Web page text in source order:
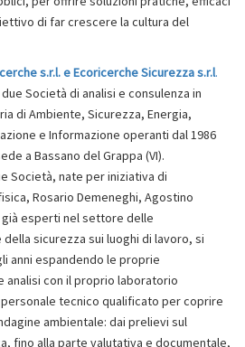
di far crescere la cultura del
s.r.l. e Ecoricerche Sicurezza s.r.l.
Società di analisi e consulenza in
di Ambiente, Sicurezza, Energia,
e Informazione operanti dal 1986
a Bassano del Grappa (VI).
Società, nate per iniziativa di
Rosario Demeneghi, Agostino
esperti nel settore delle
sicurezza sui luoghi di lavoro, si
anni espandendo le proprie
con il proprio laboratorio
personale tecnico qualificato per coprire
ambientale: dai prelievi sul
fino alla parte valutativa e documentale,